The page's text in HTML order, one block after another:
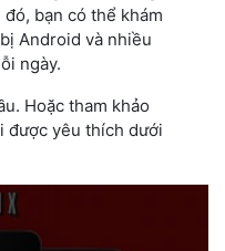
bạn có thể khám
Android và nhiều
ngày.
Hoặc tham khảo
được yêu thích dưới